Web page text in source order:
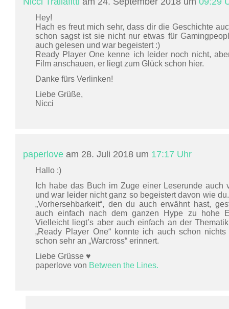
Hey!
Hach es freut mich sehr, dass dir die Geschichte
schon sagst ist sie nicht nur etwas für
auch gelesen und war begeistert :)
Ready Player One kenne ich leider noch nicht,
Film anschauen, er liegt zum Glück schon hier.
Danke fürs Verlinken!
Liebe Grüße,
Nicci
paperlove am 28. Juli 2018 um 17:17 Uhr
Hallo :)
Ich habe das Buch im Zuge einer Leserunde auch
und war leider nicht ganz so begeistert davon wie
„Vorhersehbarkeit“, den du auch erwähnt hast,
auch einfach nach dem ganzen Hype zu hohe
Vielleicht liegt’s aber auch einfach an der
„Ready Player One“ konnte ich auch schon
schon sehr an „Warcross“ erinnert.
Liebe Grüsse ♥
paperlove von Between the Lines.